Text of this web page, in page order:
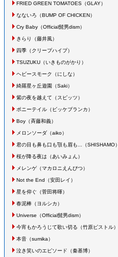
FRIED GREEN TOMATOES（GLAY）
なないろ （BUMP OF CHICKEN）
Cry Baby（Official髭男dism）
きらり （藤井風）
四季（クリープハイプ）
TSUZUKU（いきものがかり ）
ヘビースモーク （にしな）
綺羅星ヶ丘遊園 （Saki）
紫の夜を越えて （スピッツ）
ポニーテイル（ビッケブランカ）
Boy（斉藤和義）
メロンソーダ（aiko）
君の目も鼻も口も顎も眉も... （SHISHAMO）
桜が降る夜は （あいみょん）
メレンゲ（マカロニえんぴつ）
Not the End （安田レイ ）
星を仰ぐ （菅田将暉）
春泥棒（ヨルシカ）
Universe （Official髭男dism）
今宵もかろうじて歌い切る （竹原ピストル）
本音（sumika）
泣き笑いのエピソード （秦基博）